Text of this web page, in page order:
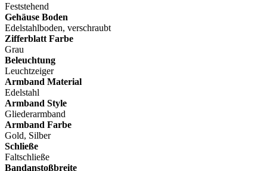
Feststehend
Gehäuse Boden
Edelstahlboden, verschraubt
Zifferblatt Farbe
Grau
Beleuchtung
Leuchtzeiger
Armband Material
Edelstahl
Armband Style
Gliederarmband
Armband Farbe
Gold, Silber
Schließe
Faltschließe
Bandanstoßbreite